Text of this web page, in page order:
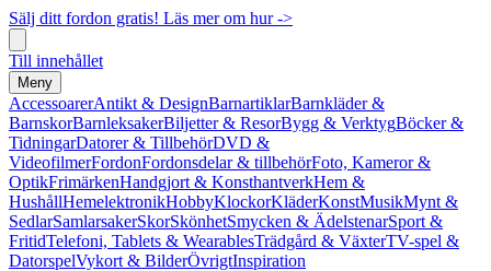
Sälj ditt fordon gratis! Läs mer om hur ->
Till innehållet
Meny
AccessoarerAntikt & DesignBarnartiklarBarnkläder &
BarnskorBarnleksakerBiljetter & ResorBygg & VerktygBöcker &
TidningarDatorer & TillbehörDVD &
VideofilmerFordonFordonsdelar & tillbehörFoto, Kameror &
OptikFrimärkenHandgjort & KonsthantverkHem &
HushållHemelektronikHobbyKlockorKläderKonstMusikMynt &
SedlarSamlarsakerSkorSkönhetSmycken & ÄdelstenarSport &
FritidTelefoni, Tablets & WearablesTrädgård & VäxterTV-spel &
DatorspelVykort & BilderÖvrigtInspiration